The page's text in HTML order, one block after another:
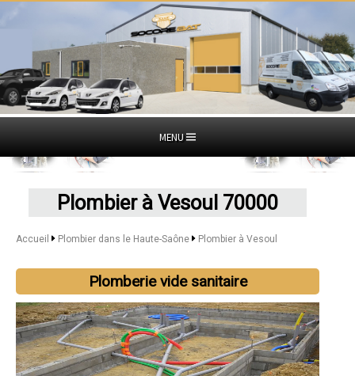
MENU
Plombier à Vesoul 70000
Accueil Plombier dans le Haute-Saône Plombier à Vesoul
Plomberie vide sanitaire